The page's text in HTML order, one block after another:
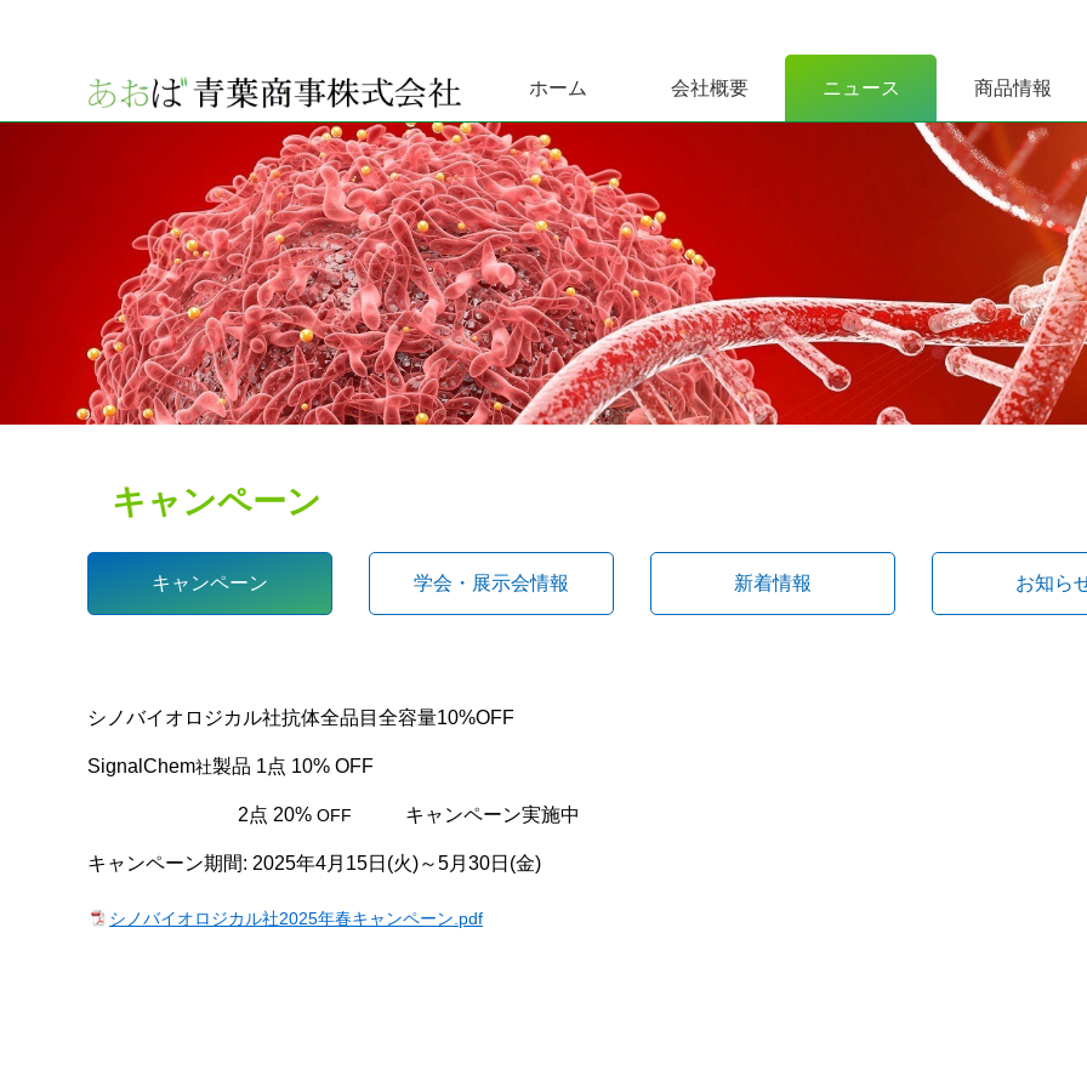
ホーム 会社概要 ニュース 商品情報
キャンペーン
キャンペーン 学会・展示会情報 新着情報 お知ら
シノバイオロジカル社抗体全品目全容量10%OFF
SignalChem社製品 1点 10% OFF
2点 20% OFF キャンペーン実施中
キャンペーン期間: 2025年4月15日(火)～5月30日(金)
シノバイオロジカル社2025年春キャンペーン.pdf